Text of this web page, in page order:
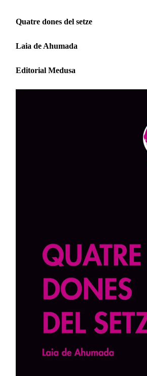
Quatre dones del setze
Laia de Ahumada
Editorial Medusa